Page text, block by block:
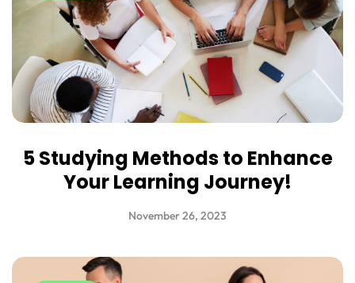
5 Studying Methods to Enhance
Your Learning Journey!
November 26, 2023